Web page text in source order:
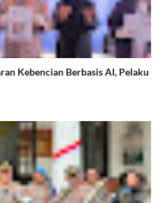
Kebencian Berbasis AI, Pelaku